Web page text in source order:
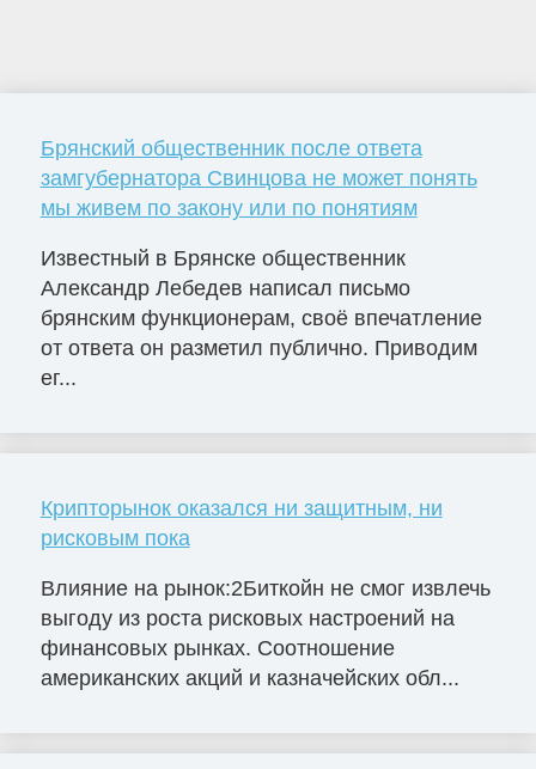
Брянский общественник после ответа
замгубернатора Свинцова не может понять
мы живем по закону или по понятиям
Известный в Брянске общественник
Александр Лебедев написал письмо
брянским функционерам, своё впечатление
от ответа он разметил публично. Приводим
ег...
Крипторынок оказался ни защитным, ни
рисковым пока
Влияние на рынок:2Биткойн не смог извлечь
выгоду из роста рисковых настроений на
финансовых рынках. Соотношение
американских акций и казначейских обл...